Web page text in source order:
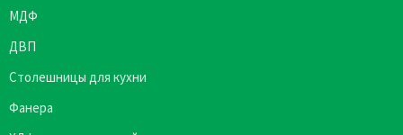
МДФ
ДВП
Столешницы для кухни
Фанера